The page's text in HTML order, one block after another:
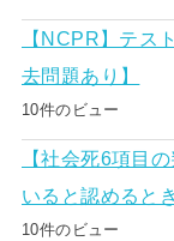
【NCPR】テス
去問題あり】
10件のビュー
【社会死6項目
いると認めると
10件のビュー